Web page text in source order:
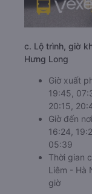
c. Lộ trình, giờ
Hưng Long
Giờ xuất
19:45,
20:15,
Giờ đến
16:24,
05:39
Thời gian
Liêm - Hà
giờ